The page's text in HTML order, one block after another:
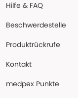
Hilfe & FAQ
Beschwerdestelle
Produktrückrufe
Kontakt
medpex Punkte